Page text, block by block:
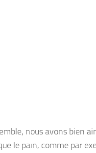
nous avons bien
le pain, comme par